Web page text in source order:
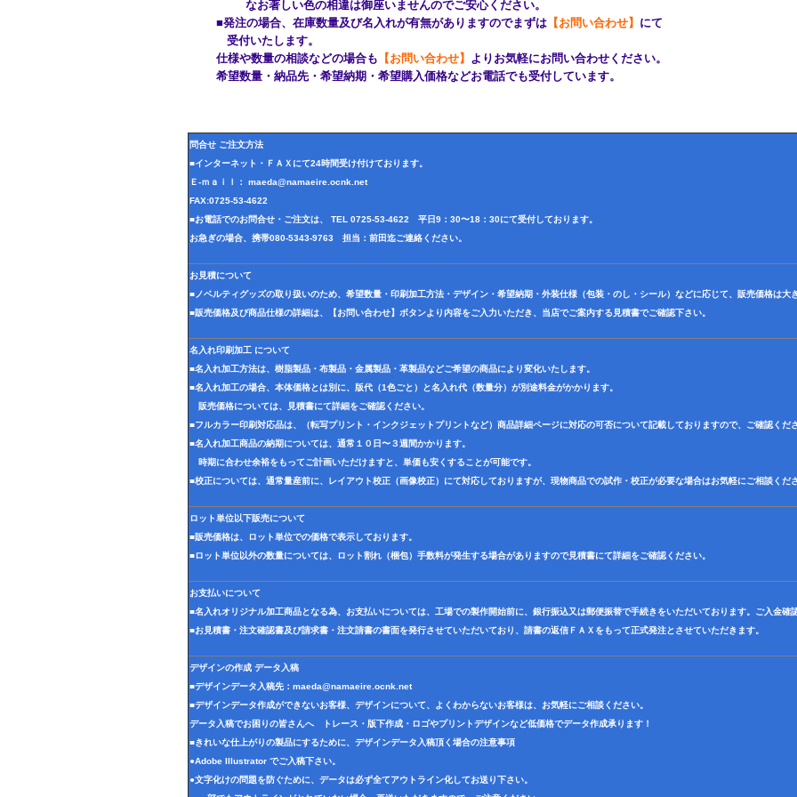
なお著しい色の相違は御座いませんのでご安心ください。
■発注の場合、在庫数量及び名入れが有無がありますのでまずは 【お問い合わせ】 にて
受付いたします。
仕様や数量の相談などの場合も 【お問い合わせ】 よりお気軽にお問い合わせください。
希望数量・納品先・希望納期・希望購入価格などお電話でも受付しています。
問合せ ご注文方法
■インターネット・ＦＡＸにて24時間受け付けております。
Ｅ-ｍａｉｌ： maeda@namaeire.ocnk.net
FAX:0725-53-4622
■お電話でのお問合せ・ご注文は、 TEL 0725-53-4622 平日9：30〜18：30にて受付しております。
お急ぎの場合、携帯080-5343-9763 担当：前田迄ご連絡ください。
お見積について
■ノベルティグッズの取り扱いのため、希望数量・印刷加工方法・デザイン・希望納期・外装仕様（包装・のし・シール）などに応じて、販売価格は大
■販売価格及び商品仕様の詳細は、【お問い合わせ】ボタンより内容をご入力いただき、当店でご案内する見積書でご確認下さい。
名入れ印刷加工 について
■名入れ加工方法は、樹脂製品・布製品・金属製品・革製品などご希望の商品により変化いたします。
■名入れ加工の場合、本体価格とは別に、版代（1色ごと）と名入れ代（数量分）が別途料金がかかります。
販売価格については、見積書にて詳細をご確認ください。
■フルカラー印刷対応品は、（転写プリント・インクジェットプリントなど）商品詳細ページに対応の可否について記載しておりますので、ご確認くださ
■名入れ加工商品の納期については、通常１０日〜３週間かかります。
時期に合わせ余裕をもってご計画いただけますと、単価も安くすることが可能です。
■校正については、通常量産前に、レイアウト校正（画像校正）にて対応しておりますが、現物商品での試作・校正が必要な場合はお気軽にご相談くださ
ロット単位以下販売について
■販売価格は、ロット単位での価格で表示しております。
■ロット単位以外の数量については、ロット割れ（梱包）手数料が発生する場合がありますので見積書にて詳細をご確認ください。
お支払いについて
■名入れオリジナル加工商品となる為、お支払いについては、工場での製作開始前に、銀行振込又は郵便振替で手続きをいただいております。ご入金確
■お見積書・注文確認書及び請求書・注文請書の書面を発行させていただいており、請書の返信ＦＡＸをもって正式発注とさせていただきます。
デザインの作成 データ入稿
■デザインデータ入稿先： maeda@namaeire.ocnk.net
■デザインデータ作成ができないお客様、デザインについて、よくわからないお客様は、お気軽にご相談ください。
データ入稿でお困りの皆さんへ トレース・版下作成・ロゴやプリントデザインなど低価格でデータ作成承ります！
■きれいな仕上がりの製品にするために、デザインデータ入稿頂く場合の注意事項
●Adobe Illustrator でご入稿下さい。
●文字化けの問題を防ぐために、データは必ず全てアウトライン化してお送り下さい。